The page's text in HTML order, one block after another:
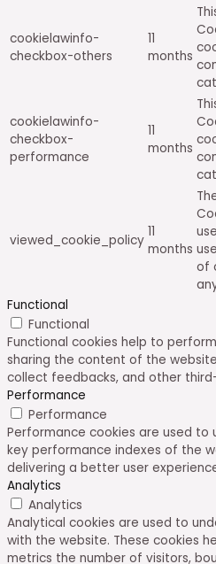
cookielawinfo-
checkbox-others
11
months
cookielawinfo-
checkbox-
performance
11
months
viewed_cookie_policy
11
months
of
Functional
Functional
Functional cookies help to
sharing the content of the
collect feedbacks, and other
Performance
Performance
Performance cookies are used to
key performance indexes of the
delivering a better user
Analytics
Analytics
Analytical cookies are used to
with the website. These cookies
metrics the number of visitors,